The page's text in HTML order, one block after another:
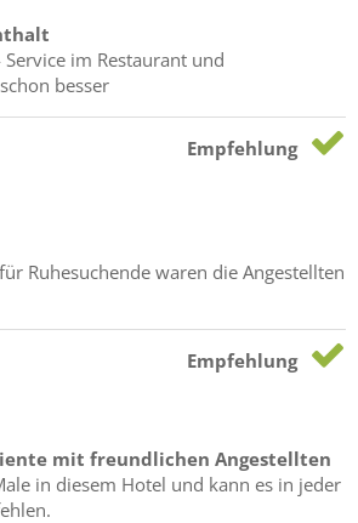
im Restaurant und
besser
Empfehlung
Ruhesuchende waren die Angestellten
Empfehlung
mit freundlichen Angestellten
in diesem Hotel und kann es in jeder